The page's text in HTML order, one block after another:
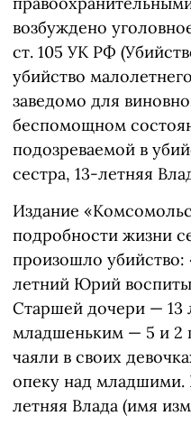
возбуждено
ст. 105 УК РФ
убийство
заведомо для
беспомощном
подозреваемой в
сестра, 13-летняя
Издание
подробности жизни
произошло
летний Юрий
Старшей дочери — 13
младшеньким — 5 и 2
чаяли в своих
опеку над младшими.
летняя Влада (имя